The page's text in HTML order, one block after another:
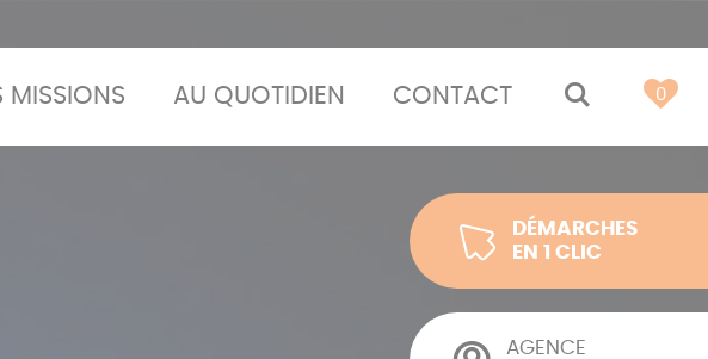
MISSIONS AU QUOTIDIEN CONTACT 0
DÉMARCHES
EN 1 CLIC
AGENCE